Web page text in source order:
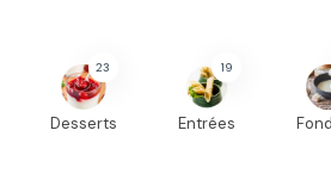
23
Desserts
19
Entrées